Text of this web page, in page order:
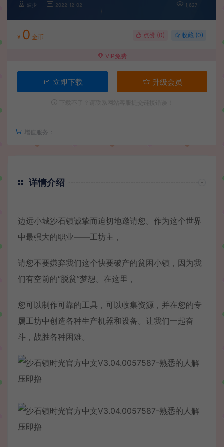
波少 2022-12-02 1,627
¥ 0 金币 点赞 (0) 收藏 (0)
VIP免费
立即下载 升级会员
增值服务：
详情介绍
边远小城沙石镇诚挚而迫切地邀请您。作为这个世界
中最强大的职业——工坊主，
请您不要嫌弃我们这个快要破产的贫困小镇，因为我
们有空前的“脱贫”梦想。在这里，
您可以制作可靠的工具，可以收集资源，并在您的专
属工坊中创造各种生产机器和设备。让我们一起奋
斗，战胜各种困难。